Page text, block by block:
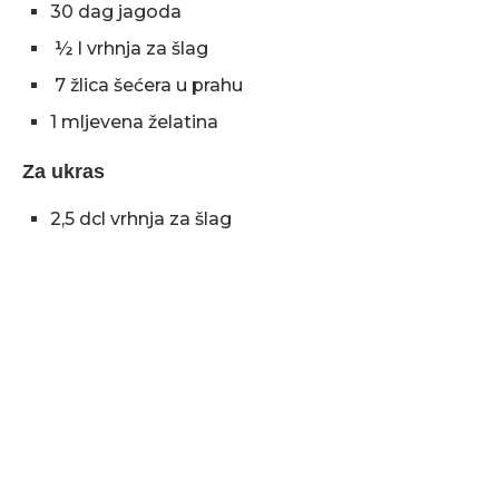
30 dag jagoda
½ l vrhnja za šlag
7 žlica šećera u prahu
1 mljevena želatina
Za ukras
2,5 dcl vrhnja za šlag